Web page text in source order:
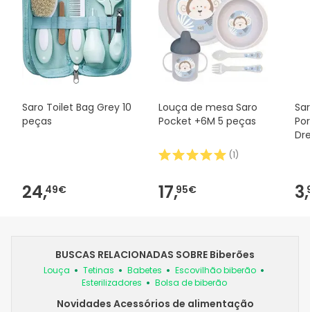
Saro Toilet Bag Grey 10
peças
24,49€
Louça de mesa Saro
Pocket +6M 5 peças
(1)
17,95€ 3,
BUSCAS RELACIONADAS SOBRE Biberões
Louça Tetinas Babetes
Escovilhão biberão
Esterilizadores
Bolsa de biberão
Novidades Acessórios de alimentação